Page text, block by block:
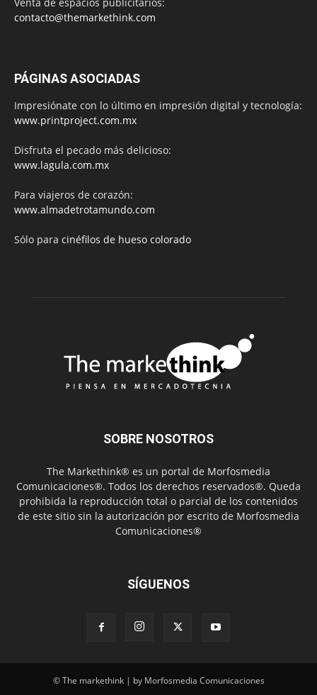
contacto@themarkethink.com
PÁGINAS ASOCIADAS
Impresiónate con lo último en impresión digital y tecnología:
www.printproject.com.mx
Disfruta el pecado más delicioso:
www.lagula.com.mx
Para viajeros de corazón:
www.almadetrotamundo.com
Sólo para cinéfilos de hueso colorado
SOBRE NOSOTROS
The Markethink® es un portal de Morfosmedia
Comunicaciones®. Todos los derechos reservados®. Queda
prohibida la reproducción total o parcial de los contenidos
de este sitio sin la autorización por escrito de Morfosmedia
Comunicaciones®
SÍGUENOS
© The markethink | by Morfosmedia Comunicaciones